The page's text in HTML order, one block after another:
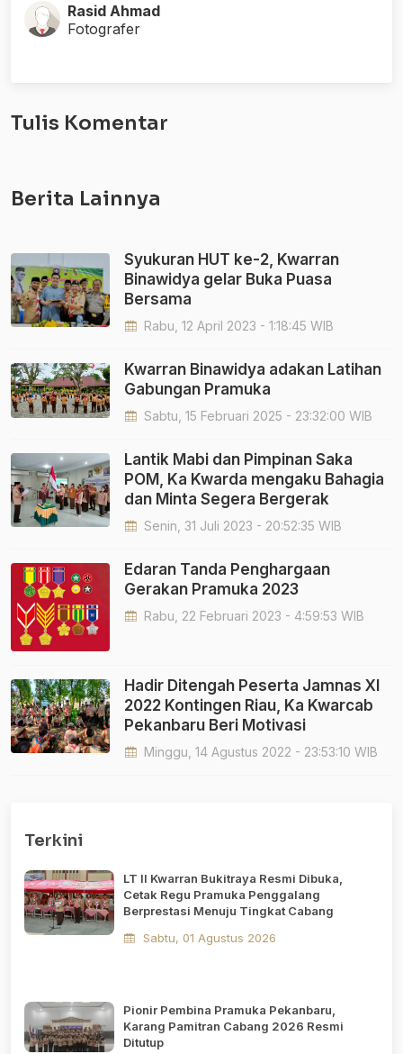
Rasid Ahmad
Fotografer
Tulis Komentar
Berita Lainnya
Syukuran HUT ke-2, Kwarran
Binawidya gelar Buka Puasa
Bersama
Rabu, 12 April 2023 - 1:18:45 WIB
Kwarran Binawidya adakan Latihan
Gabungan Pramuka
Sabtu, 15 Februari 2025 - 23:32:00 WIB
Lantik Mabi dan Pimpinan Saka
POM, Ka Kwarda mengaku Bahagia
dan Minta Segera Bergerak
Senin, 31 Juli 2023 - 20:52:35 WIB
Edaran Tanda Penghargaan
Gerakan Pramuka 2023
Rabu, 22 Februari 2023 - 4:59:53 WIB
Hadir Ditengah Peserta Jamnas XI
2022 Kontingen Riau, Ka Kwarcab
Pekanbaru Beri Motivasi
Minggu, 14 Agustus 2022 - 23:53:10 WIB
Terkini
LT II Kwarran Bukitraya Resmi Dibuka,
Cetak Regu Pramuka Penggalang
Berprestasi Menuju Tingkat Cabang
Sabtu, 01 Agustus 2026
Pionir Pembina Pramuka Pekanbaru,
Karang Pamitran Cabang 2026 Resmi
Ditutup